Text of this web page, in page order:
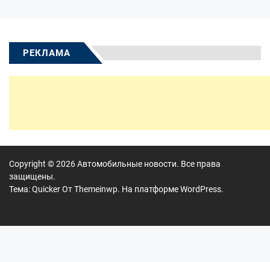
РЕКЛАМА
Copyright © 2026Автомобильные новости. Все права
защищены.
Тема: Quicker ОтThemeinwp. На платформеWordPress.